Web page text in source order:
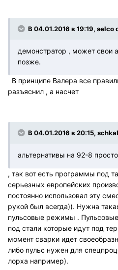
В 04.01.2016 в 19:19, selco
демонстратор , может свои
позже.
В принципе Валера все
разъяснил , а насчет
В 04.01.2016 в 20:15,
альтернативы на 92-8
, так вот есть программы под
серьезных европейских
постоянно использовал эту
рукой был всегда)). Нужна
пульсовые режимы .
под стали которые идут под
момент сварки идет
либо пульс нужен для
лорха например).